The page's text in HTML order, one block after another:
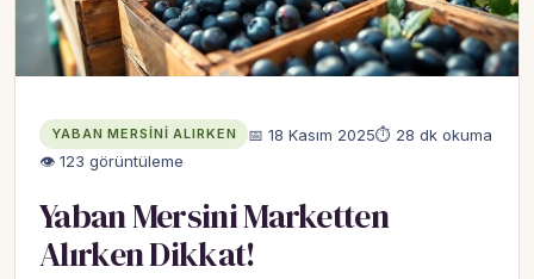
YABAN MERSINI ALIRKEN 📅 18 Kasım 2025⏱ 28 dk okuma
👁 123 görüntüleme
Yaban Mersini Marketten
Alırken Dikkat!